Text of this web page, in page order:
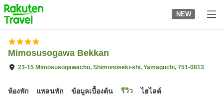
to
top
page
NEW
Mimosusogawa Bekkan
23-15 Mimosusogawacho, Shimonoseki-shi, Yamaguchi, 751-0813
ห้องพัก แพลนพัก ข้อมูลเบื้องต้น รีวิว ไฮไลต์